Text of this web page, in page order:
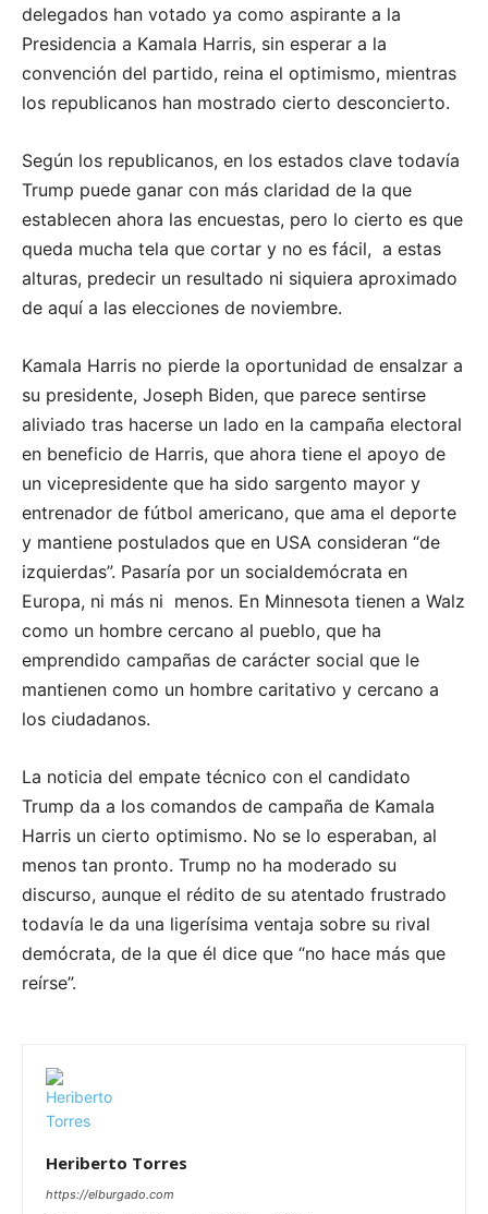
delegados han votado ya como aspirante a la
Presidencia a Kamala Harris, sin esperar a la
convención del partido, reina el optimismo, mientras
los republicanos han mostrado cierto desconcierto.
Según los republicanos, en los estados clave todavía
Trump puede ganar con más claridad de la que
establecen ahora las encuestas, pero lo cierto es que
queda mucha tela que cortar y no es fácil, a estas
alturas, predecir un resultado ni siquiera aproximado
de aquí a las elecciones de noviembre.
Kamala Harris no pierde la oportunidad de ensalzar a
su presidente, Joseph Biden, que parece sentirse
aliviado tras hacerse un lado en la campaña electoral
en beneficio de Harris, que ahora tiene el apoyo de
un vicepresidente que ha sido sargento mayor y
entrenador de fútbol americano, que ama el deporte
y mantiene postulados que en USA consideran “de
izquierdas”. Pasaría por un socialdemócrata en
Europa, ni más ni menos. En Minnesota tienen a Walz
como un hombre cercano al pueblo, que ha
emprendido campañas de carácter social que le
mantienen como un hombre caritativo y cercano a
los ciudadanos.
La noticia del empate técnico con el candidato
Trump da a los comandos de campaña de Kamala
Harris un cierto optimismo. No se lo esperaban, al
menos tan pronto. Trump no ha moderado su
discurso, aunque el rédito de su atentado frustrado
todavía le da una ligerísima ventaja sobre su rival
demócrata, de la que él dice que “no hace más que
reírse”.
Heriberto Torres
https://elburgado.com